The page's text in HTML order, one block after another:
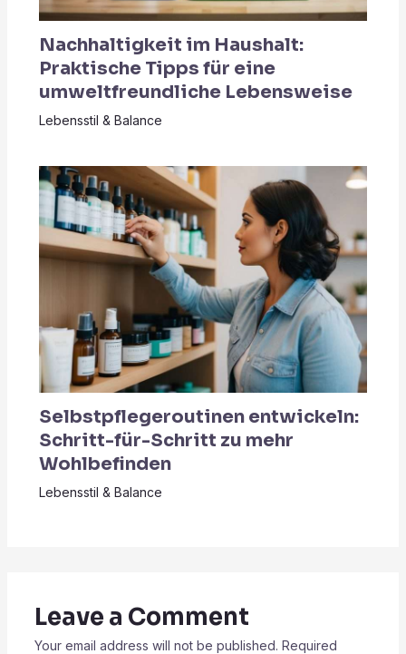
Nachhaltigkeit im Haushalt:
Praktische Tipps für eine
umweltfreundliche Lebensweise
Lebensstil & Balance
Selbstpflegeroutinen entwickeln:
Schritt-für-Schritt zu mehr
Wohlbefinden
Lebensstil & Balance
Leave a Comment
Your email address will not be published. Required